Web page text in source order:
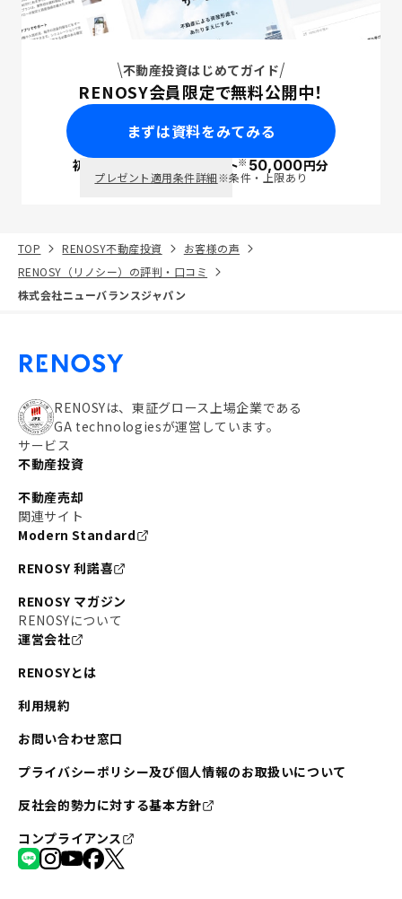
不動産投資はじめてガイド
RENOSY会員限定で無料公開中！
まずは資料をみてみる
初回面談で ポイント※50,000円分
プレゼント適用条件詳細※条件・上限あり
TOP RENOSY不動産投資
お客様の声
RENOSY（リノシー）の評判・口コミ
株式会社ニューバランスジャパン
RENOSYは、東証グロース上場企業である
GA technologiesが運営しています。
サービス
不動産投資
不動産売却
関連サイト
Modern Standard
RENOSY 利諾喜
RENOSY マガジン
RENOSYについて
運営会社
RENOSYとは
利用規約
お問い合わせ窓口
プライバシーポリシー及び個人情報のお取扱いについて
反社会的勢力に対する基本方針
コンプライアンス